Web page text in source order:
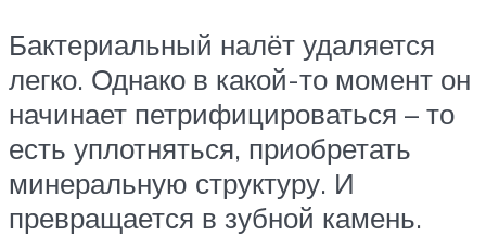
Бактериальный налёт удаляется
легко. Однако в какой-то момент он
начинает петрифицироваться – то
есть уплотняться, приобретать
минеральную структуру. И
превращается в зубной камень.